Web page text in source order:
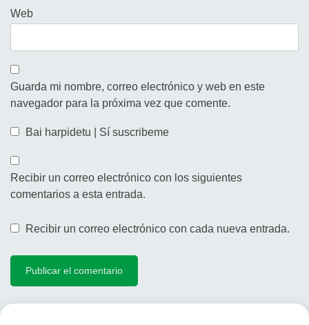
Web
Guarda mi nombre, correo electrónico y web en este
navegador para la próxima vez que comente.
Bai harpidetu | Sí suscribeme
Recibir un correo electrónico con los siguientes
comentarios a esta entrada.
Recibir un correo electrónico con cada nueva entrada.